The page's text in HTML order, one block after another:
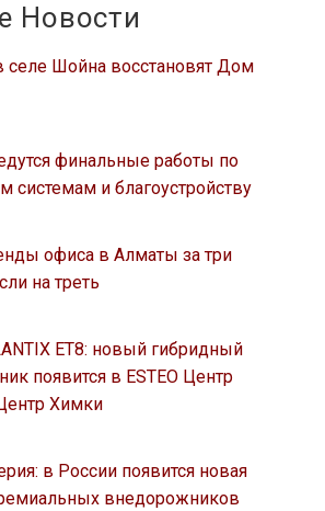
Новости
селе Шойна восстановят Дом
финальные работы по
системам и благоустройству
офиса в Алматы за три
на треть
ET8: новый гибридный
появится в ESTEO Центр
Химки
в России появится новая
внедорожников